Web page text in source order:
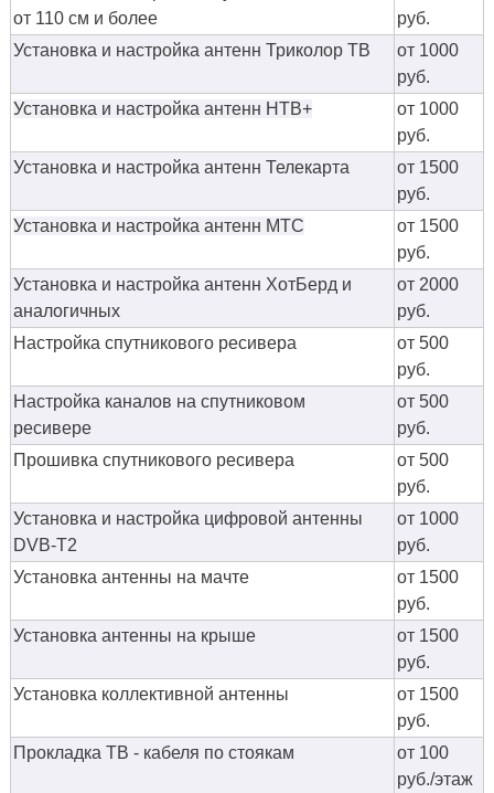
от 110 см и более
руб.
Установка и настройка антенн Триколор ТВ
от 1000
руб.
Установка и настройка антенн НТВ+
от 1000
руб.
Установка и настройка антенн Телекарта
от 1500
руб.
Установка и настройка антенн МТС
от 1500
руб.
Установка и настройка антенн ХотБерд и
аналогичных
от 2000
руб.
Настройка спутникового ресивера
от 500
руб.
Настройка каналов на спутниковом
ресивере
от 500
руб.
Прошивка спутникового ресивера
от 500
руб.
Установка и настройка цифровой антенны
DVB-T2
от 1000
руб.
Установка антенны на мачте
от 1500
руб.
Установка антенны на крыше
от 1500
руб.
Установка коллективной антенны
от 1500
руб.
Прокладка ТВ - кабеля по стоякам
от 100
руб./этаж